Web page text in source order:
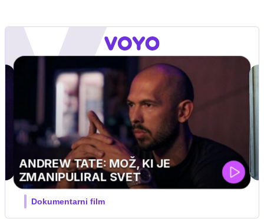
MOJ PRIJATELJ PINGVIN
Film meseca / družinski, pustolovski